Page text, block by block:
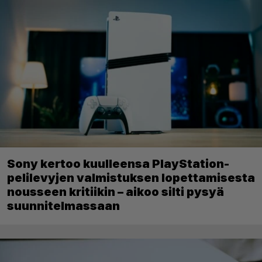
Sony kertoo kuulleensa PlayStation-
pelilevyjen valmistuksen lopettamisesta
nousseen kritiikin – aikoo silti pysyä
suunnitelmassaan